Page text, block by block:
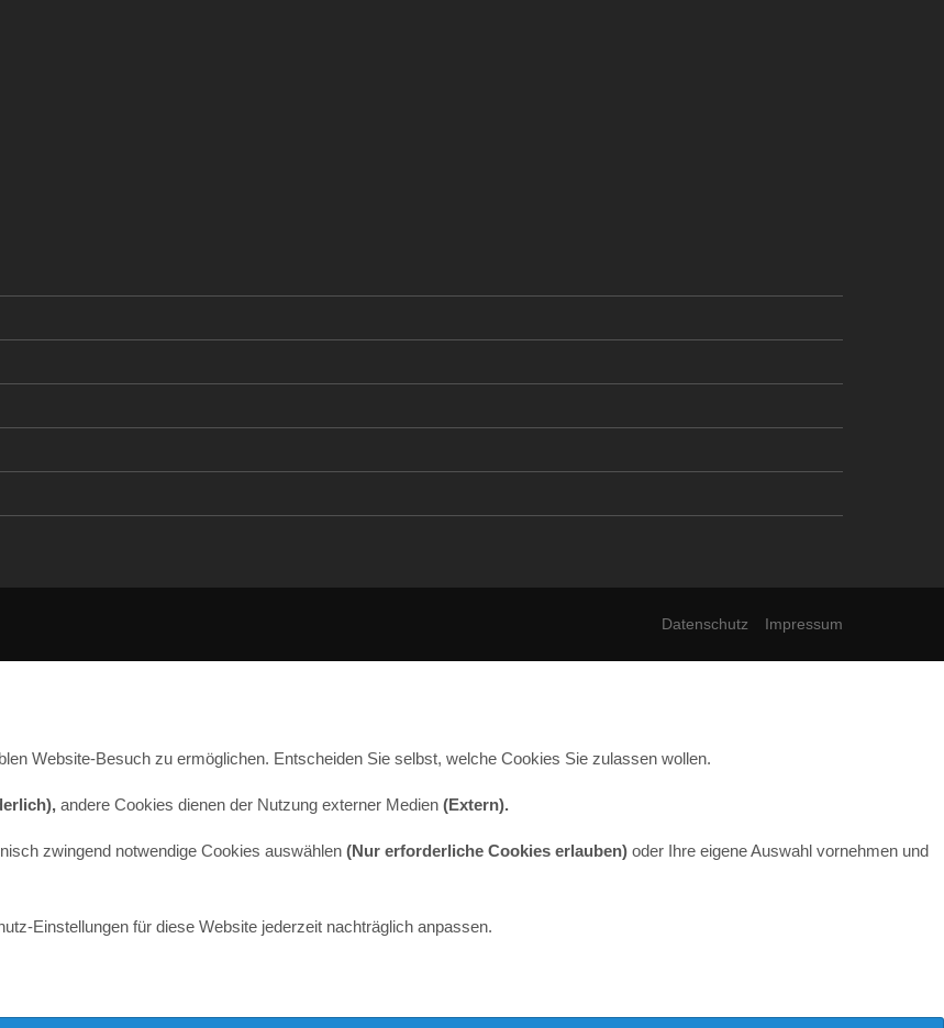
Datenschutz Impressum
Website-Besuch zu ermöglichen. Entscheiden Sie selbst, welche Cookies Sie zulassen wollen.
andere Cookies dienen der Nutzung externer Medien (Extern).
zwingend notwendige Cookies auswählen (Nur erforderliche Cookies erlauben) oder Ihre eigene Auswahl vornehmen und
Einstellungen für diese Website jederzeit nachträglich anpassen.